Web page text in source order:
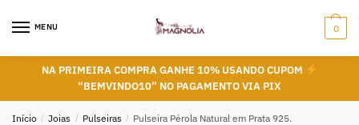
MENU 0
NA PRIMEIRA COMPRA GANHE 10% USANDO CUPOM
“BEMVINDO10” NO PAGAMENTO VIA PIX
Início / Joias / Pulseiras / Pulseira Pérola Natural em Prata 925.